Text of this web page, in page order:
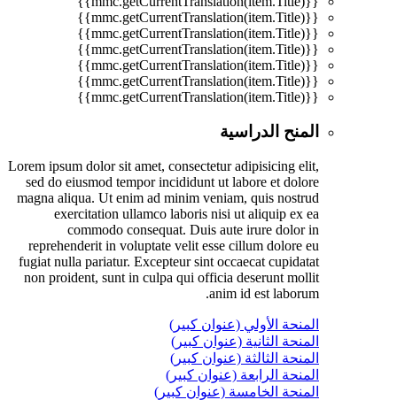
{{mmc.getCurrentTranslation(item.Title)}}
{{mmc.getCurrentTranslation(item.Title)}}
{{mmc.getCurrentTranslation(item.Title)}}
{{mmc.getCurrentTranslation(item.Title)}}
{{mmc.getCurrentTranslation(item.Title)}}
{{mmc.getCurrentTranslation(item.Title)}}
المنح الدراسية
Lorem ipsum dolor sit amet, consectetur adipisicing elit,
sed do eiusmod tempor incididunt ut labore et dolore
magna aliqua. Ut enim ad minim veniam, quis nostrud
exercitation ullamco laboris nisi ut aliquip ex ea
commodo consequat. Duis aute irure dolor in
reprehenderit in voluptate velit esse cillum dolore eu
fugiat nulla pariatur. Excepteur sint occaecat cupidatat
non proident, sunt in culpa qui officia deserunt mollit
anim id est laborum.
المنحة الأولي (عنوان كبير)
المنحة الثانية (عنوان كبير)
المنحة الثالثة (عنوان كبير)
المنحة الرابعة (عنوان كبير)
المنحة الخامسة (عنوان كبير)